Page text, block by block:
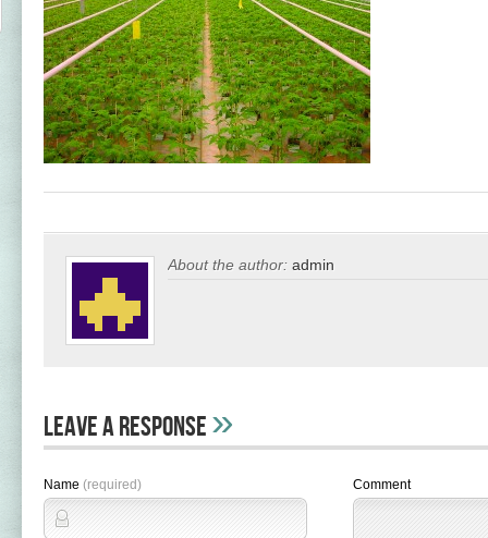
About the author: admin
Leave A Response»
Name (required) Comment